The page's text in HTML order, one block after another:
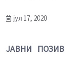
јул 17, 2020
ЈАВНИ ПОЗИВ